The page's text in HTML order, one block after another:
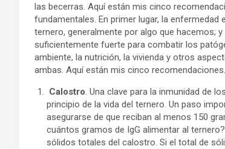
las becerras. Aquí están mis cinco
fundamentales. En primer lugar, la
ternero, generalmente por algo que hacemos;
suficientemente fuerte para combatir los
ambiente, la nutrición, la vivienda y otros
ambas. Aquí están mis cinco recomendaciones.
Calostro. Una clave para la inmunidad de
principio de la vida del ternero. Un paso
asegurarse de que reciban al menos 150
cuántos gramos de IgG alimentar al
sólidos totales del calostro. Si el total de